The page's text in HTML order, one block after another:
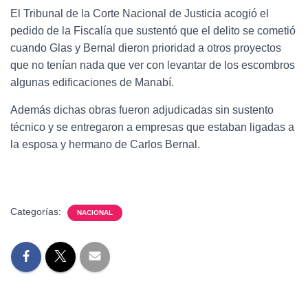
El Tribunal de la Corte Nacional de Justicia acogió el
pedido de la Fiscalía que sustentó que el delito se cometió
cuando Glas y Bernal dieron prioridad a otros proyectos
que no tenían nada que ver con levantar de los escombros
algunas edificaciones de Manabí.
Además dichas obras fueron adjudicadas sin sustento
técnico y se entregaron a empresas que estaban ligadas a
la esposa y hermano de Carlos Bernal.
Categorías: NACIONAL